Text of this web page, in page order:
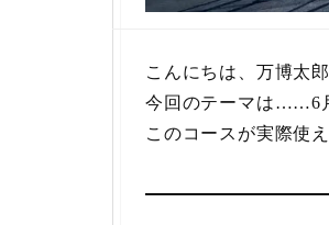
こんにちは、万博太郎
今回のテーマは……6
このコースが実際使